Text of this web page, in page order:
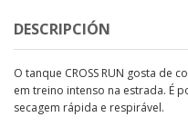
DESCRIPCIÓN
O tanque CROSS RUN gosta de
em treino intenso na estrada. É
secagem rápida e respirável.